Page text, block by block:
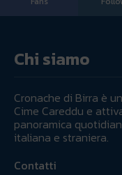
Chi siamo
Cronache di Birra è
Cime Careddu e
panoramica
italiana e straniera.
Contatti